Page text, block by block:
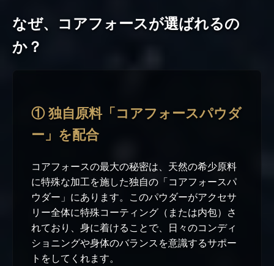
なぜ、コアフォースが選ばれるの
か？
① 独自原料「コアフォースパウダ
ー」を配合
コアフォースの最大の秘密は、天然の希少原料
に特殊な加工を施した独自の「コアフォースパ
ウダー」にあります。このパウダーがアクセサ
リー全体に特殊コーティング（または内包）さ
れており、身に着けることで、日々のコンディ
ショニングや身体のバランスを意識するサポー
トをしてくれます。